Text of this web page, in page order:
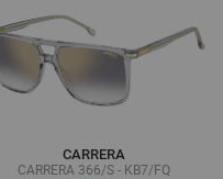
CARRERA
CARRERA 366/S - KB7/FQ